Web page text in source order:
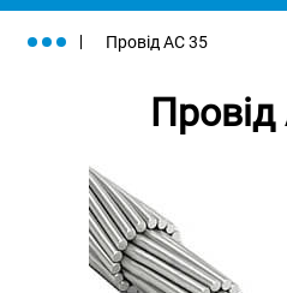
Провід АС 35